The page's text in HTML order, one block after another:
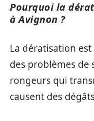
Pourquoi la
à Avignon ?
La dératisation
des problèmes de
rongeurs qui
causent des